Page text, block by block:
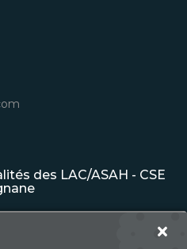
des LAC/ASAH - CSE